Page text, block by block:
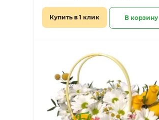
Купить в 1 клик В корзину